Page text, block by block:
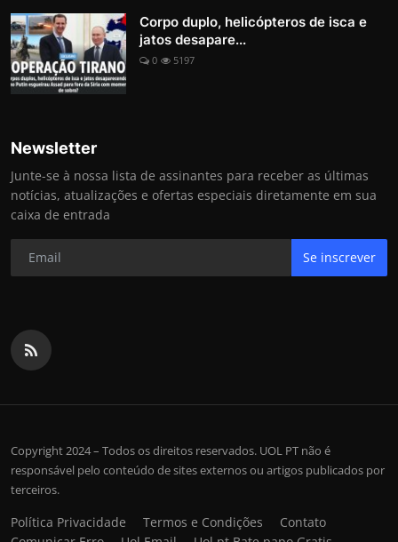
Corpo duplo, helicópteros de isca e
jatos desapare...
0 5197
Newsletter
Junte-se à nossa lista de assinantes para receber as últimas
notícias, atualizações e ofertas especiais diretamente em sua
caixa de entrada
Se inscrever
Copyright 2024 – Todos os direitos reservados. UOL PT não é
responsável pelo conteúdo de sites externos ou artigos publicados por
terceiros.
Política Privacidade Termos e Condições
Contato